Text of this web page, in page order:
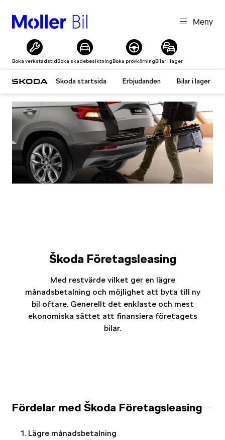
Meny
Boka verkstadstidBoka skadebesiktningBoka provkörningBilar i lager
Skoda startsida Erbjudanden Bilar i lager
Škoda Företagsleasing
Med restvärde vilket ger en lägre
månadsbetalning och möjlighet att byta till ny
bil oftare. Generellt det enklaste och mest
ekonomiska sättet att finansiera företagets
bilar.
Fördelar med Škoda Företagsleasing
Lägre månadsbetalning